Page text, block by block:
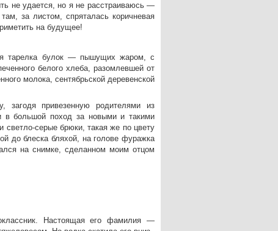
не удается, но я не расстраиваюсь —
за листом, спряталась коричневая
на будущее!
тарелка булок — пышущих жаром, с
белого хлеба, разомлевшей от
молока, сентябрьской деревенской
загодя привезенную родителями из
в большой поход за новыми и такими
серые брюки, такая же по цвету
до блеска бляхой, на голове фуражка
на снимке, сделанном моим отцом
Настоящая его фамилия —